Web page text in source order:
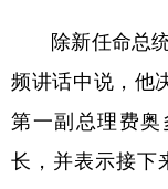
北京
除新任命总统
频讲话中说，他
第一副总理费奥
长，并表示接下